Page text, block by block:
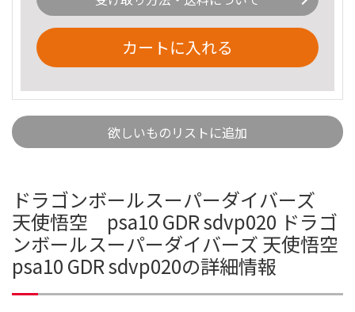
カートに入れる
欲しいものリストに追加
ドラゴンボールスーパーダイバーズ
天使悟空 psa10 GDR sdvp020 ドラゴ
ンボールスーパーダイバーズ 天使悟空
psa10 GDR sdvp020の詳細情報